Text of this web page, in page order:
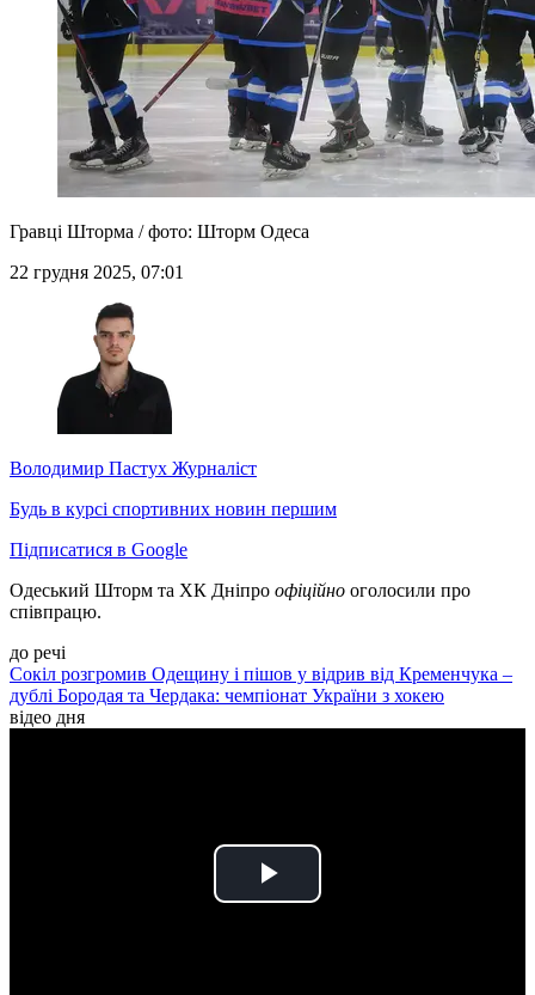
Гравці Шторма / фото: Шторм Одеса
22 грудня 2025, 07:01
Володимир Пастух Журналіст
Будь в курсі спортивних новин першим
Підписатися в Google
Одеський Шторм та ХК Дніпро офіційно оголосили про
співпрацю.
до речі
Сокіл розгромив Одещину і пішов у відрив від Кременчука –
дублі Бородая та Чердака: чемпіонат України з хокею
відео дня
Play